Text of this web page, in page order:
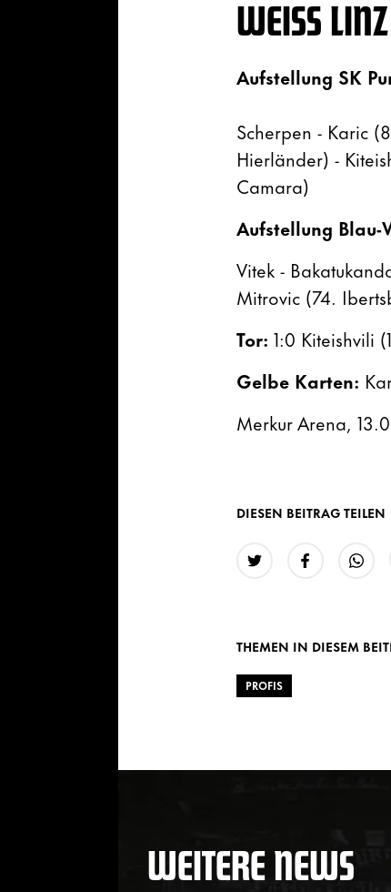
WEISS LINZ
Aufstellung SK
Scherpen - Karic
Hierländer) -
Camara)
Aufstellung Blau-
Vitek -
Mitrovic (74.
Tor: 1:0 Kiteishvili
Gelbe Karten:
Merkur Arena,
DIESEN BEITRAG TEILEN
THEMEN IN DIESEM
PROFIS
WEITERE NEWS